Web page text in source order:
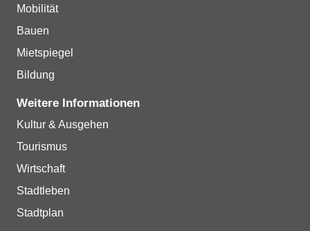
Mobilität
Bauen
Mietspiegel
Bildung
Weitere Informationen
Kultur & Ausgehen
Tourismus
Wirtschaft
Stadtleben
Stadtplan